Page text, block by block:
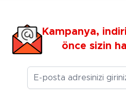
Kampanya,
önce sizin